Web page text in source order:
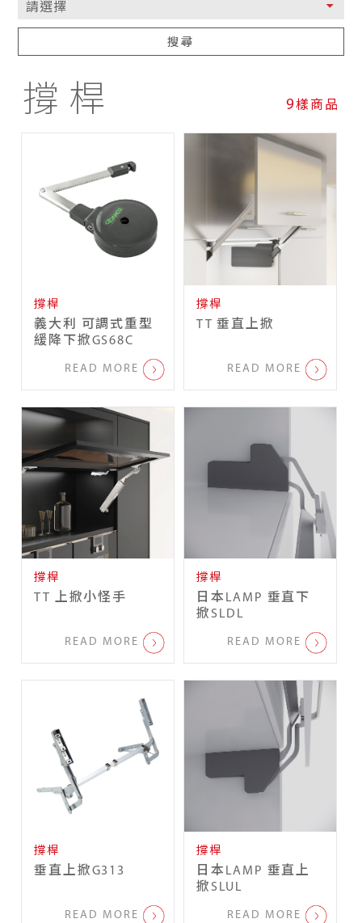
搜尋
撐桿 9樣商品
撐桿
義大利 可調式重型
緩降下掀GS68C
READ MORE
撐桿
TT 垂直上掀
READ MORE
撐桿
TT 上掀小怪手
READ MORE
撐桿
日本LAMP 垂直下
掀SLDL
READ MORE
撐桿
垂直上掀G313
READ MORE
撐桿
日本LAMP 垂直上
掀SLUL
READ MORE